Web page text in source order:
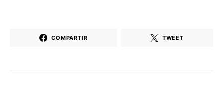
COMPARTIR TWEET